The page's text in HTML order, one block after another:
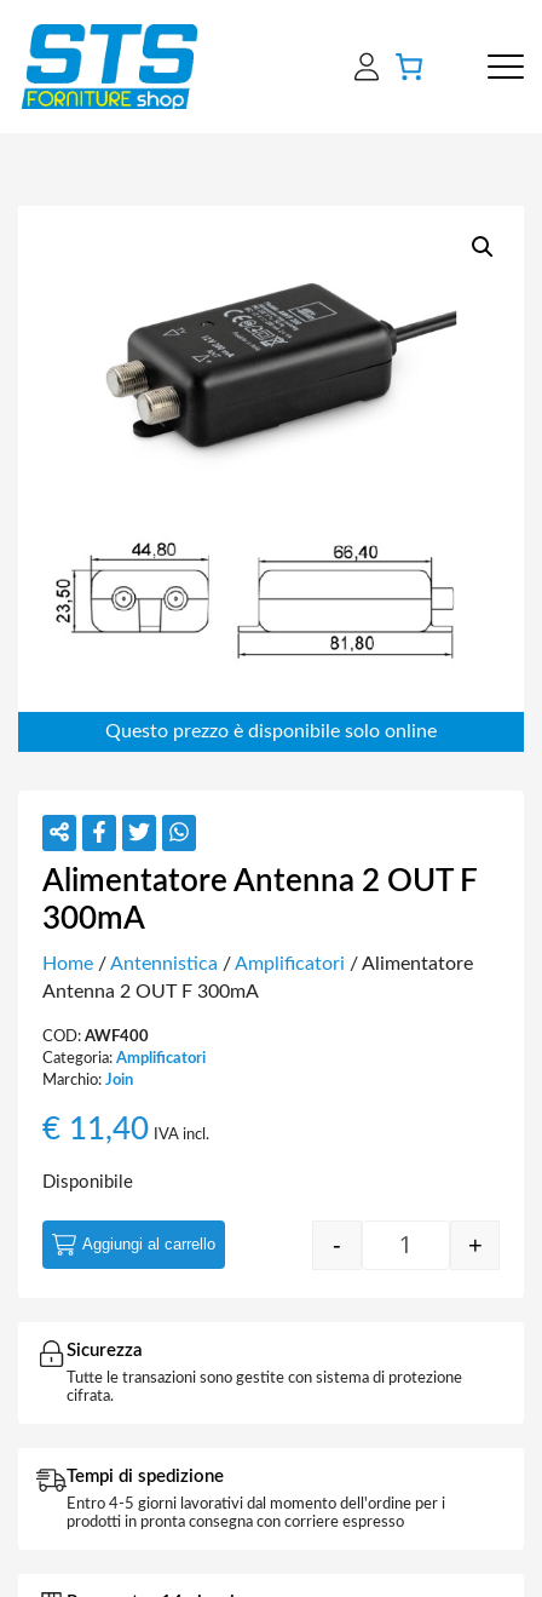
Alimentatore Antenna 2 OUT F
300mA
Home /Antennistica /Amplificatori / Alimentatore
Antenna 2 OUT F 300mA
COD: AWF400
Categoria: Amplificatori
Marchio: Join
€ 11,40 IVA incl.
Disponibile
Alimentatore
- +
Aggiungi al carrello
Sicurezza
Tutte le transazioni sono gestite con sistema di protezione
cifrata.
Tempi di spedizione
Entro 4-5 giorni lavorativi dal momento dell'ordine per i
prodotti in pronta consegna con corriere espresso